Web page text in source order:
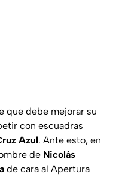
que debe mejorar su
con escuadras
Azul. Ante esto, en
de Nicolás
de cara al Apertura